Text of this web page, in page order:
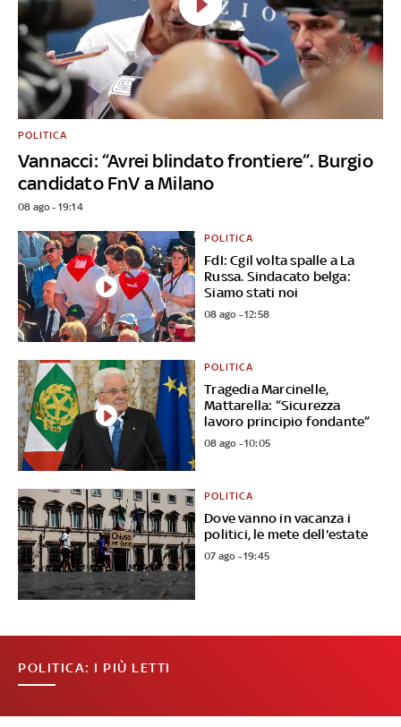
Vannacci: “Avrei blindato frontiere”. Burgio
candidato FnV a Milano
POLITICA
08 ago - 19:14
FdI: Cgil volta spalle a La
Russa. Sindacato belga:
Siamo stati noi
POLITICA
08 ago - 12:58
Tragedia Marcinelle,
Mattarella: “Sicurezza
lavoro principio fondante”
POLITICA
08 ago - 10:05
Dove vanno in vacanza i
politici, le mete dell'estate
POLITICA
07 ago - 19:45
POLITICA: I PIÙ LETTI